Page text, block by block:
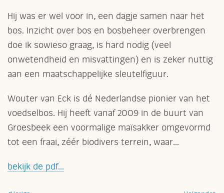
Hij was er wel voor in, een dagje samen naar het
bos. Inzicht over bos en bosbeheer overbrengen
doe ik sowieso graag, is hard nodig (veel
onwetendheid en misvattingen) en is zeker nuttig
aan een maatschappelijke sleutelfiguur.
Wouter van Eck is dé Nederlandse pionier van het
voedselbos. Hij heeft vanaf 2009 in de buurt van
Groesbeek een voormalige maïsakker omgevormd
tot een fraai, zéér biodivers terrein, waar...
bekijk de pdf...